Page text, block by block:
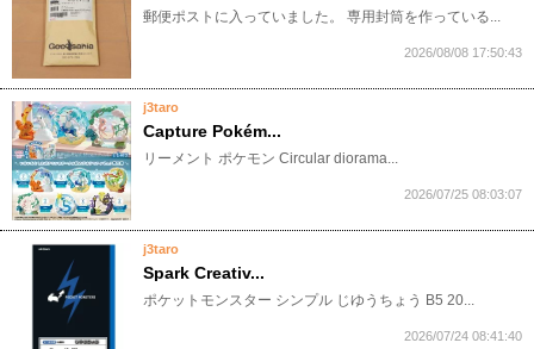
郵便ポストに入っていました。 専用封筒を作っている...
2026/08/08 17:50:43
j3taro
Capture Pokém...
​リーメント ポケモン Circular diorama...
2026/07/25 08:03:07
j3taro
Spark Creativ...
​ポケットモンスター シンプル じゆうちょう B5 20...
2026/07/24 08:41:40